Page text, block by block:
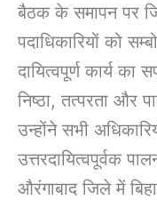
बैठक के समापन पर
पदाधिकारियों को
दायित्वपूर्ण कार्य का
निष्ठा, तत्परता और
उन्होंने सभी
उत्तरदायित्वपूर्वक
औरंगाबाद जिले में